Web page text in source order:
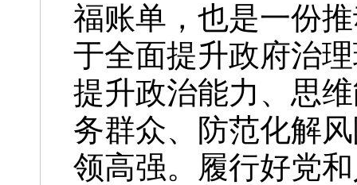
福账单，也是一份
于全面提升政府治
提升政治能力、思
务群众、防范化解
领高强。履行好党